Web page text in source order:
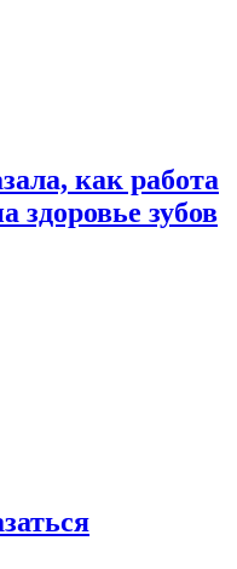
как работа
зубов